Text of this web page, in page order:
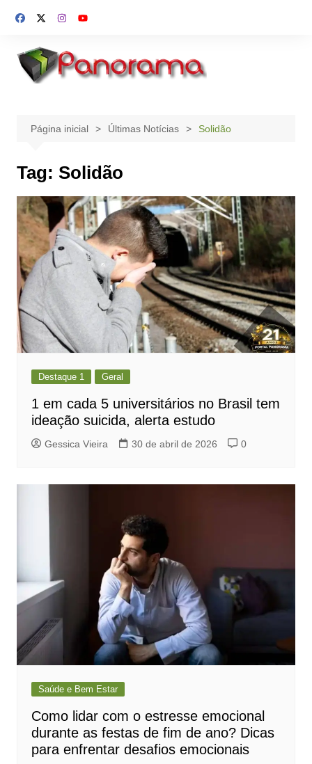
para
conteúdo
Página inicial Últimas Notícias Solidão
Tag: Solidão
Destaque 1 Geral
1 em cada 5 universitários no Brasil tem
ideação suicida, alerta estudo
Gessica Vieira 30 de abril de 2026 0
Saúde e Bem Estar
Como lidar com o estresse emocional
durante as festas de fim de ano? Dicas
para enfrentar desafios emocionais